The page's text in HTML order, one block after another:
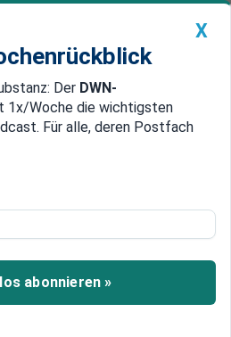
Geldanlage Premium
Magazin China
Plant die
Bundeswehr
X
Der DWN-
1x/Woche die wichtigsten
Für alle, deren Postfach
abonnieren »